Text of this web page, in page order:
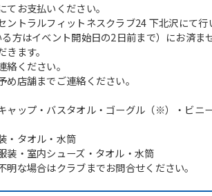
お支払いください。
ントラルフィットネスクラブ24 下北沢にて行
方はイベント開始日の2日前まで）にお済
ます。
ください。
店舗までご連絡ください。
ップ・バスタオル・ゴーグル（※）・ビニ
・タオル・水筒
・室内シューズ・タオル・水筒
な場合はクラブまでお問合せください。